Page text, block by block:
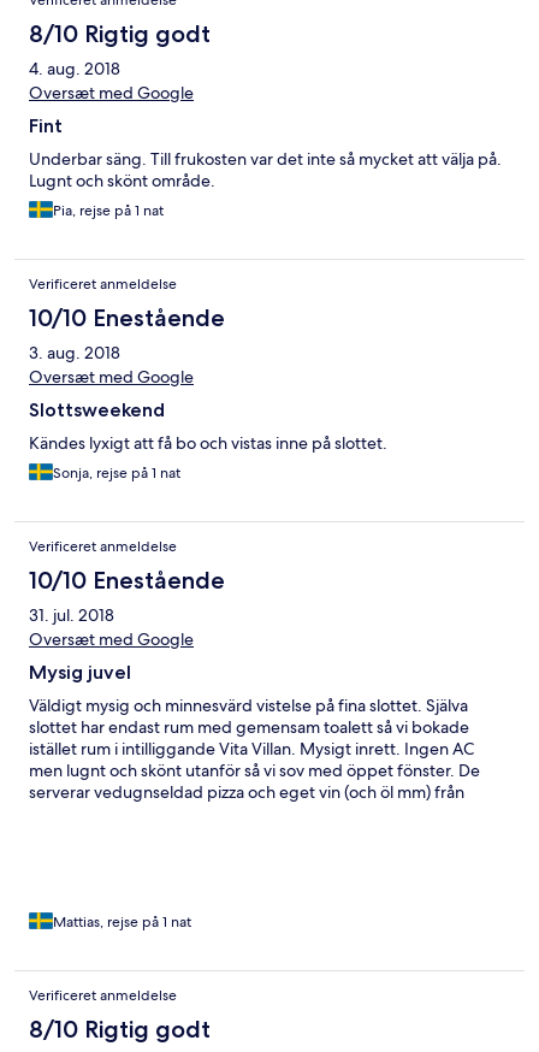
8/10 Rigtig godt
4. aug. 2018
Oversæt med Google
Fint
Underbar säng. Till frukosten var det inte så mycket att välja på.
Lugnt och skönt område.
Pia, rejse på 1 nat
Verificeret anmeldelse
10/10 Enestående
3. aug. 2018
Oversæt med Google
Slottsweekend
Kändes lyxigt att få bo och vistas inne på slottet.
Sonja, rejse på 1 nat
Verificeret anmeldelse
10/10 Enestående
31. jul. 2018
Oversæt med Google
Mysig juvel
Väldigt mysig och minnesvärd vistelse på fina slottet. Själva
slottet har endast rum med gemensam toalett så vi bokade
istället rum i intilliggande Vita Villan. Mysigt inrett. Ingen AC
men lugnt och skönt utanför så vi sov med öppet fönster. De
serverar vedugnseldad pizza och eget vin (och öl mm) från
Mattias, rejse på 1 nat
Verificeret anmeldelse
8/10 Rigtig godt